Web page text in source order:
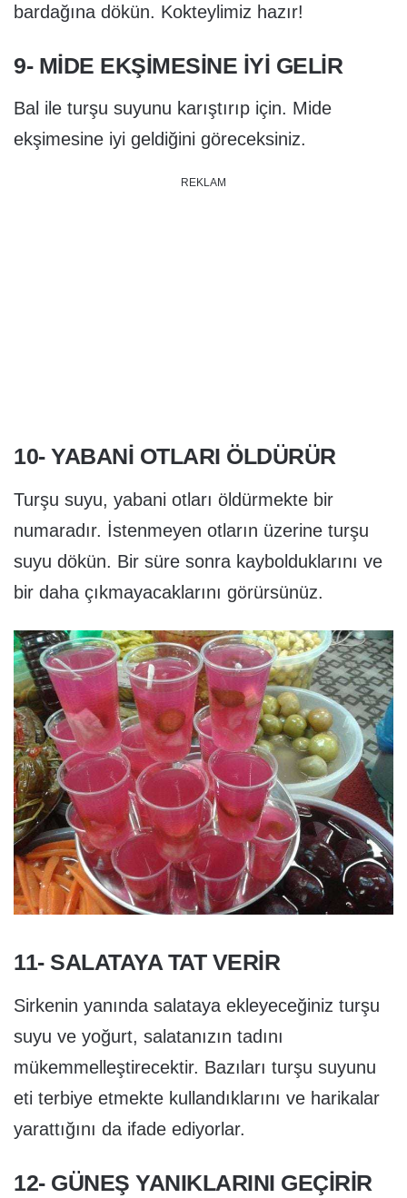
bardağına dökün. Kokteylimiz hazır!
9- MIDE EKŞIMESINE IYI GELIR
Bal ile turşu suyunu karıştırıp için. Mide
ekşimesine iyi geldiğini göreceksiniz.
REKLAM
10- YABANI OTLARI ÖLDÜRÜR
Turşu suyu, yabani otları öldürmekte bir
numaradır. İstenmeyen otların üzerine turşu
suyu dökün. Bir süre sonra kaybolduklarını ve
bir daha çıkmayacaklarını görürsünüz.
11- SALATAYA TAT VERIR
Sirkenin yanında salataya ekleyeceğiniz turşu
suyu ve yoğurt, salatanızın tadını
mükemmelleştirecektir. Bazıları turşu suyunu
eti terbiye etmekte kullandıklarını ve harikalar
yarattığını da ifade ediyorlar.
12- GÜNEŞ YANIKLARINI GEÇIRIR